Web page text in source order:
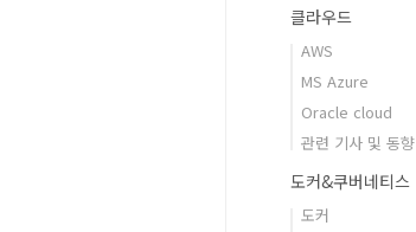
클라우드
AWS
MS Azure
Oracle cloud
관련 기사 및 동향
도커&쿠버네티스
도커